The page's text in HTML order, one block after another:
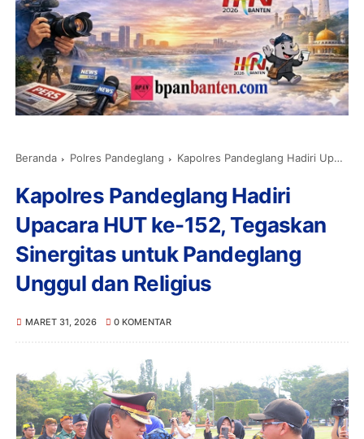
Beranda Polres Pandeglang Kapolres Pandeglang Hadiri Upacara HUT ke-152, Tegaskan Sinergitas untuk Pandeglang Unggul dan Religius
Kapolres Pandeglang Hadiri
Upacara HUT ke-152, Tegaskan
Sinergitas untuk Pandeglang
Unggul dan Religius
MARET 31, 2026 0 KOMENTAR